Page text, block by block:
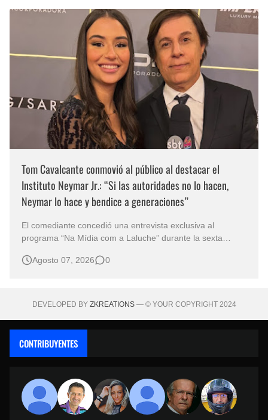
Tom Cavalcante conmovió al público al destacar el
Instituto Neymar Jr.: “Si las autoridades no lo hacen,
Neymar lo hace y bendice a generaciones”
El comediante concedió una entrevista exclusiva al
programa “Na Mídia com a Laluche” durante la sexta
eventos benéficos más importantes de Brasil. En medio del
Agosto 07, 2026 0
DEVELOPED BY ZKREATIONS— © YOUR COPYRIGHT 2024
CONTRIBUYENTES